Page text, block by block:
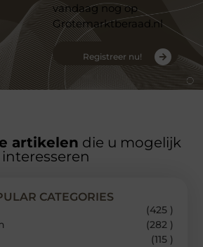
vandaag nog op
Grotemarktberaad.nl
Registreer nu!
artikelen die u mogelijk
interesseren
CATEGORIES
(425 )
(282 )
(115 )